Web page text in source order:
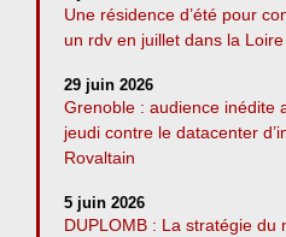
Une résidence d’été pour
un rdv en juillet dans la Loire
29 juin 2026
Grenoble : audience inédite
jeudi contre le datacenter
Rovaltain
5 juin 2026
DUPLOMB : La stratégie du